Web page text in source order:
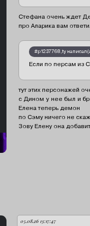
Стефана очень ждет
про Аларика вам
#p1237768,ty
Если по персам из
тут этих персонажей
с Дином у нее был и
Елена теперь демон
по Сэму ничего не
Зову Елену она
05.08.26 13:17:47